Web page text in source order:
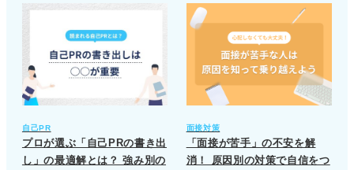
自己PR
プロが選ぶ「自己PRの書き出
し」の最適解とは？ 強み別の
面接対策
「面接が苦手」の不安を解
消！ 原因別の対策で自信をつ